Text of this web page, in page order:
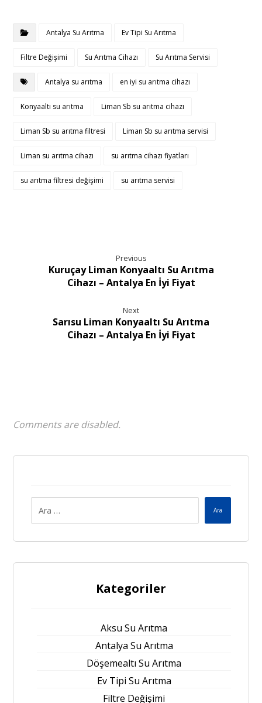
Antalya Su Arıtma Ev Tipi Su Arıtma
Filtre Değişimi Su Arıtma Cihazı Su Arıtma Servisi
Antalya su arıtma en iyi su arıtma cihazı
Konyaaltı su arıtma Liman Sb su arıtma cihazı
Liman Sb su arıtma filtresi Liman Sb su arıtma servisi
Liman su arıtma cihazı su arıtma cihazı fiyatları
su arıtma filtresi değişimi su arıtma servisi
Previous
Kuruçay Liman Konyaaltı Su Arıtma
Cihazı – Antalya En İyi Fiyat
Next
Sarısu Liman Konyaaltı Su Arıtma
Cihazı – Antalya En İyi Fiyat
Comments are disabled.
Ara
Kategoriler
Aksu Su Arıtma
Antalya Su Arıtma
Döşemealtı Su Arıtma
Ev Tipi Su Arıtma
Filtre Değişimi